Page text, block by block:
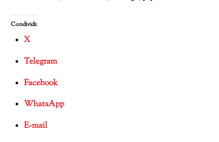
Condividi:
X
Telegram
Facebook
WhatsApp
E-mail